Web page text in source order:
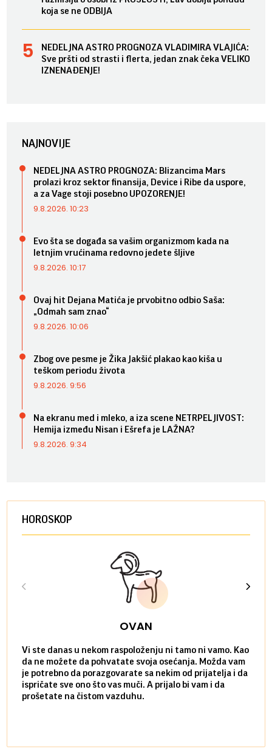
koja se ne ODBIJA
NEDELJNA ASTRO PROGNOZA VLADIMIRA VLAJIĆA:
Sve pršti od strasti i flerta, jedan znak čeka VELIKO
IZNENAĐENJE!
NAJNOVIJE
NEDELJNA ASTRO PROGNOZA: Blizancima Mars
prolazi kroz sektor finansija, Device i Ribe da uspore,
a za Vage stoji posebno UPOZORENJE!
9.8.2026. 10:23
Evo šta se događa sa vašim organizmom kada na
letnjim vrućinama redovno jedete šljive
9.8.2026. 10:17
Ovaj hit Dejana Matića je prvobitno odbio Saša:
„Odmah sam znao“
9.8.2026. 10:06
Zbog ove pesme je Žika Jakšić plakao kao kiša u
teškom periodu života
9.8.2026. 9:56
Na ekranu med i mleko, a iza scene NETRPELJIVOST:
Hemija između Nisan i Ešrefa je LAŽNA?
9.8.2026. 9:34
HOROSKOP
OVAN
Vi ste danas u nekom raspoloženju ni tamo ni vamo. Kao
da ne možete da pohvatate svoja osećanja. Možda vam
je potrebno da porazgovarate sa nekim od prijatelja i da
ispričate sve ono što vas muči. A prijalo bi vam i da
prošetate na čistom vazduhu.